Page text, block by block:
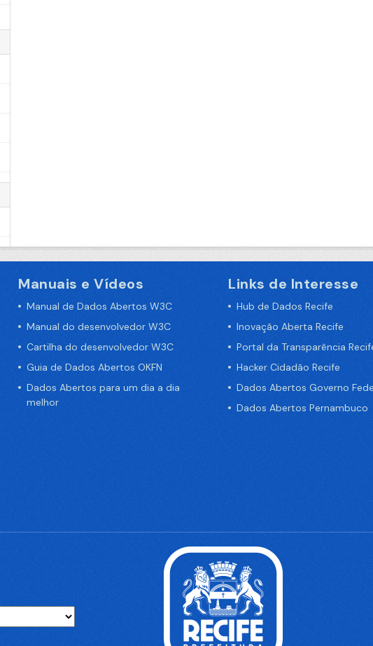
Manuais e Vídeos
Manual de Dados Abertos W3C
Manual do desenvolvedor W3C
Cartilha do desenvolvedor W3C
Guia de Dados Abertos OKFN
Dados Abertos para um dia a dia
melhor
Links de Interesse
Hub de Dados Recife
Inovação Aberta Recife
Portal da Transparência
Hacker Cidadão Recife
Dados Abertos Governo
Dados Abertos Pernambuco